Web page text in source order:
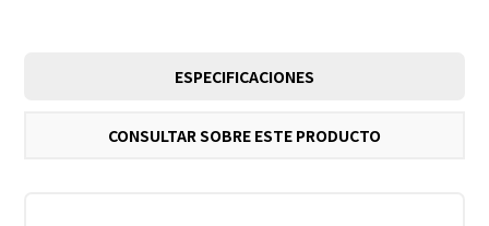
ESPECIFICACIONES
CONSULTAR SOBRE ESTE PRODUCTO